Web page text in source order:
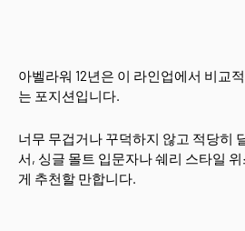
아벨라워 12년은 이 라인업에서 비교
는 포지션입니다.
너무 무겁거나 꾸덕하지 않고 적당히
서, 싱글 몰트 입문자나 쉐리 스타일
게 추천할 만합니다.